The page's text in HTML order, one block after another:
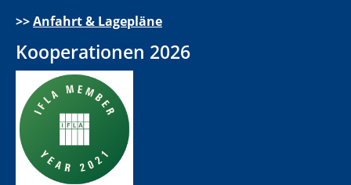
>>Anfahrt & Lagepläne
Kooperationen 2026